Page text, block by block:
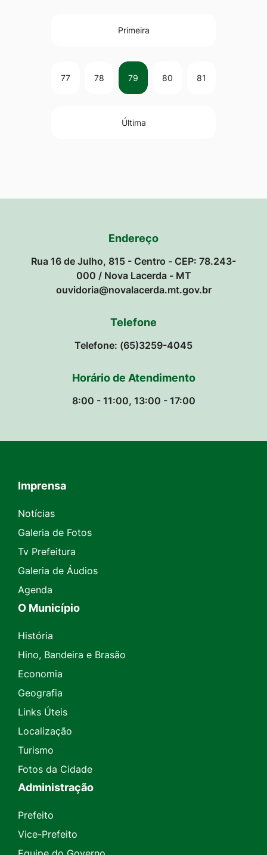
Primeira
77 78 79 80 81
Última
Endereço
Rua 16 de Julho, 815 - Centro - CEP: 78.243-
000 / Nova Lacerda - MT
ouvidoria@novalacerda.mt.gov.br
Telefone
Telefone: (65)3259-4045
Horário de Atendimento
8:00 - 11:00, 13:00 - 17:00
Seção do Rodapé e Contato
Imprensa
Notícias
Galeria de Fotos
Tv Prefeitura
Galeria de Áudios
Agenda
O Município
História
Hino, Bandeira e Brasão
Economia
Geografia
Links Úteis
Localização
Turismo
Fotos da Cidade
Administração
Prefeito
Vice-Prefeito